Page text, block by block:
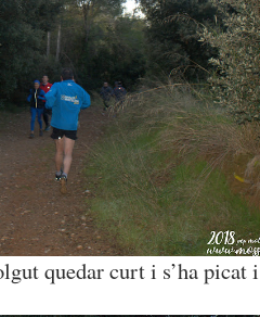
quedar curt i s’ha picat